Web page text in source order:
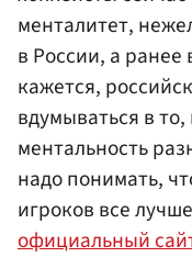
менталитет,
в России, а
кажется,
вдумываться в
ментальность
надо понимать,
игроков все
официальный